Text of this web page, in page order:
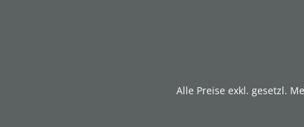
Alle Preise exkl. gesetzl.